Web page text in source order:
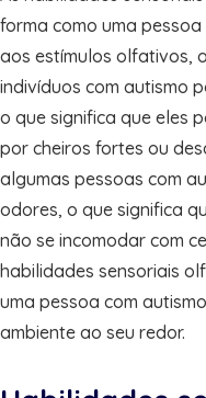
forma como uma
aos estímulos olfativos,
indivíduos com autismo
o que significa que eles
por cheiros fortes ou
algumas pessoas com
odores, o que significa
não se incomodar com
habilidades sensoriais
uma pessoa com
ambiente ao seu redor.